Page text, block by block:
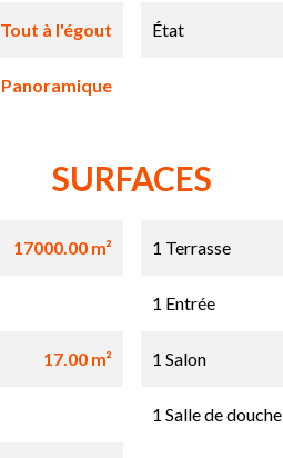
Tout à l'égout État
Panoramique
SURFACES
17000.00 m² 1 Terrasse
1 Entrée
17.00 m² 1 Salon
1 Salle de douche